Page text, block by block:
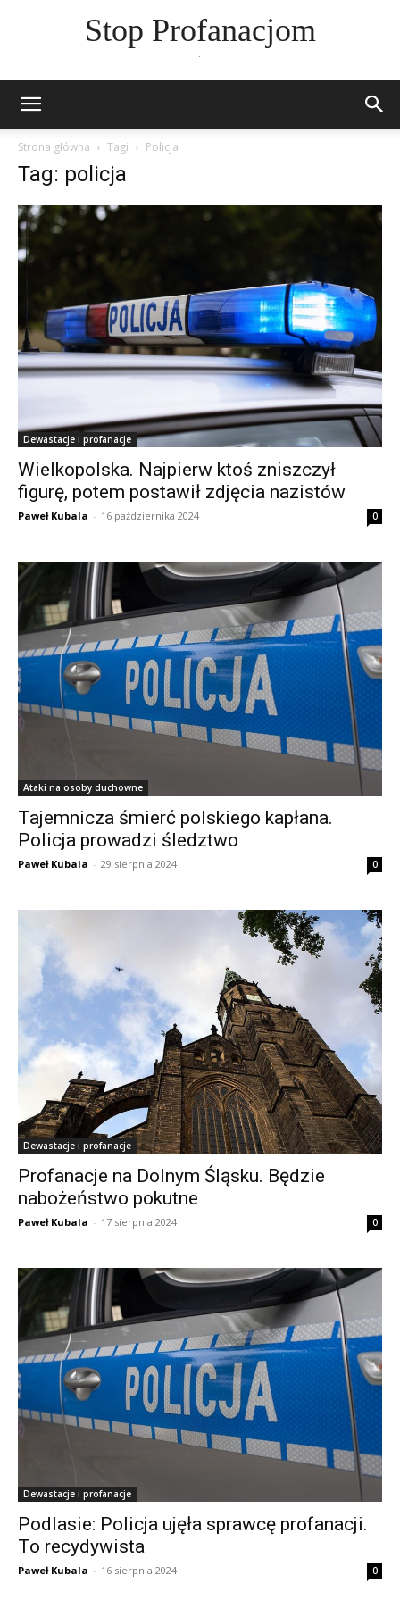
Stop Profanacjom
Strona główna Tagi Policja
Tag: policja
Dewastacje i profanacje
Wielkopolska. Najpierw ktoś zniszczył
figurę, potem postawił zdjęcia nazistów
Paweł Kubala - 16 października 2024 0
Ataki na osoby duchowne
Tajemnicza śmierć polskiego kapłana.
Policja prowadzi śledztwo
Paweł Kubala - 29 sierpnia 2024 0
Dewastacje i profanacje
Profanacje na Dolnym Śląsku. Będzie
nabożeństwo pokutne
Paweł Kubala - 17 sierpnia 2024 0
Dewastacje i profanacje
Podlasie: Policja ujęła sprawcę profanacji.
To recydywista
Paweł Kubala - 16 sierpnia 2024 0